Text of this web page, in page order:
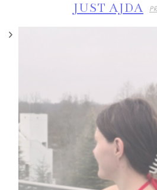
JUST AJDA